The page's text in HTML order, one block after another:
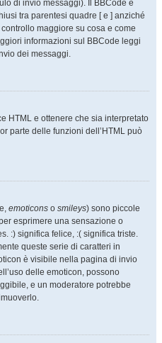
di invio messaggi). Il BBCode è
tra parentesi quadre [ e ] anziché
maggiore su cosa e come
informazioni sul BBCode leggi
dei messaggi.
HTML e ottenere che sia interpretato
parte delle funzioni dell’HTML può
emoticons o smileys) sono piccole
esprimere una sensazione o
:) significa felice, :( significa triste.
queste serie di caratteri in
è visibile nella pagina di invio
delle emoticon, possono
e un moderatore potrebbe